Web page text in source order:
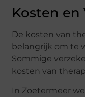
Kosten
De kosten van
belangrijk om te
Sommige
kosten van
In Zoetermeer